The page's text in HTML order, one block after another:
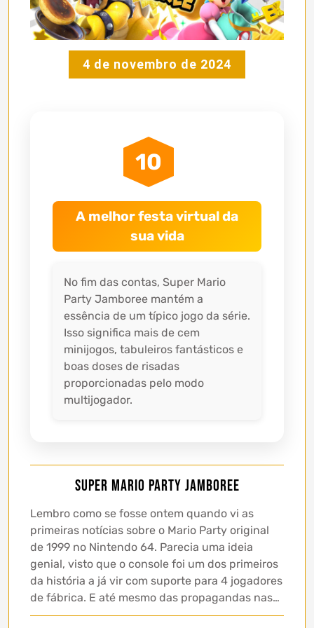
4 de novembro de 2024
10
A melhor festa virtual da
sua vida
No fim das contas, Super Mario
Party Jamboree mantém a
essência de um típico jogo da série.
Isso significa mais de cem
minijogos, tabuleiros fantásticos e
boas doses de risadas
proporcionadas pelo modo
multijogador.
Super Mario Party Jamboree
Lembro como se fosse ontem quando vi as
primeiras notícias sobre o Mario Party original
de 1999 no Nintendo 64. Parecia uma ideia
genial, visto que o console foi um dos primeiros
da história a já vir com suporte para 4 jogadores
de fábrica. E até mesmo das propagandas nas…